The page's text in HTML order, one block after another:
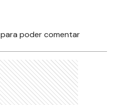
para poder comentar